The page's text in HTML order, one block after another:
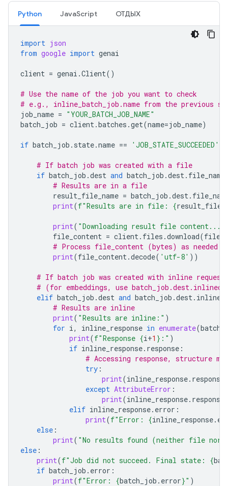
Python JavaScript ОТДЫХ
import json
from google import genai
client = genai .Client()
# Use the name of the job you want to check
# e.g., inline_batch_job.name from the previous
job_name = "YOUR_BATCH_JOB_NAME"
batch_job = client.batches .get(name=job_name)
if batch_job . state.name == 'JOB_STATE_SUCCEEDED'
# If batch job was created with a file
if batch_job .dest and batch_job .dest. file_name
# Results are in a file
result_file_name = batch_job .dest.
print(f"Results are in file: {
print( "Downloading result file content..."
file_content = client. files .download(file
# Process file_content (bytes) as needed
print(file_content.decode( 'utf-8' ))
# If batch job was created with inline request
# (for embeddings, use
elif batch_job .dest and batch_job .dest.
# Results are inline
print( "Results are inline:" )
for i, inline_response in enumerate(
print(f"Response {i+1 } :" )
if inline_response. response :
# Accessing response, structure
try :
print(inline_response. response
except AttributeError :
print(inline_response. response
elif inline_response. error :
print(f"Error: {inline_response.
else :
print( "No results found (neither file
else :
print(f"Job did not succeed. Final state: {
if batch_job . error :
print(f"Error: {batch_job . error}" )